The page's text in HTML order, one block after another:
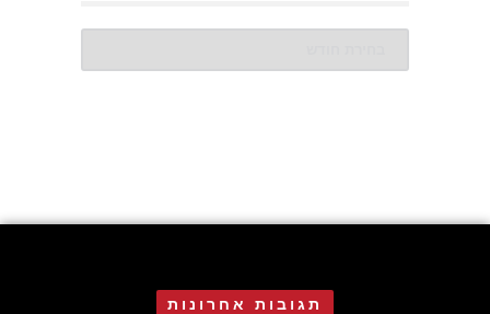
תגובות אחרונות